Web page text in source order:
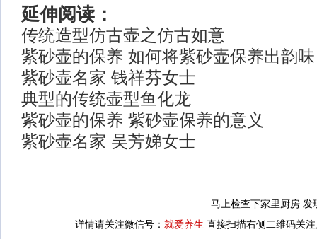
延伸阅读：
传统造型仿古壶之仿古如意
紫砂壶的保养 如何将紫砂壶保养出韵味
紫砂壶名家 钱祥芬女士
典型的传统壶型鱼化龙
紫砂壶的保养 紫砂壶保养的意义
紫砂壶名家 吴芳娣女士
马上检查下家里厨房 发
详情请关注微信号： 就爱养生 直接扫描右侧二维码关